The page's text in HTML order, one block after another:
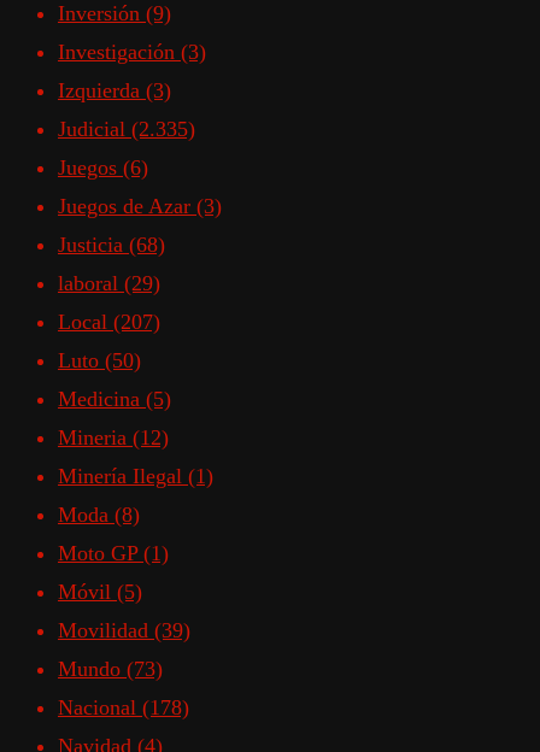
Inversión (9)
Investigación (3)
Izquierda (3)
Judicial (2.335)
Juegos (6)
Juegos de Azar (3)
Justicia (68)
laboral (29)
Local (207)
Luto (50)
Medicina (5)
Mineria (12)
Minería Ilegal (1)
Moda (8)
Moto GP (1)
Móvil (5)
Movilidad (39)
Mundo (73)
Nacional (178)
Navidad (4)